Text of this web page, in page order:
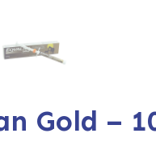
Gold –